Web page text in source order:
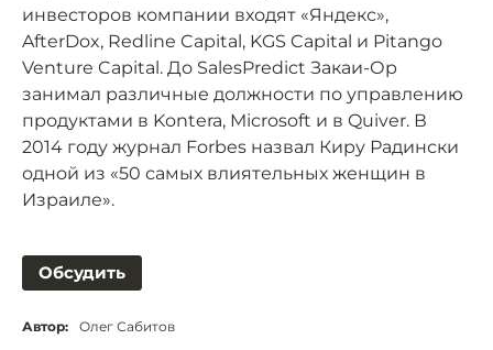
инвесторов компании входят «Яндекс»,
AfterDox, Redline Capital, KGS Capital и Pitango
Venture Capital. До SalesPredict Закаи-Ор
занимал различные должности по управлению
продуктами в Kontera, Microsoft и в Quiver. В
2014 году журнал Forbes назвал Киру Радински
одной из «50 самых влиятельных женщин в
Израиле».
Обсудить
Автор: Олег Сабитов